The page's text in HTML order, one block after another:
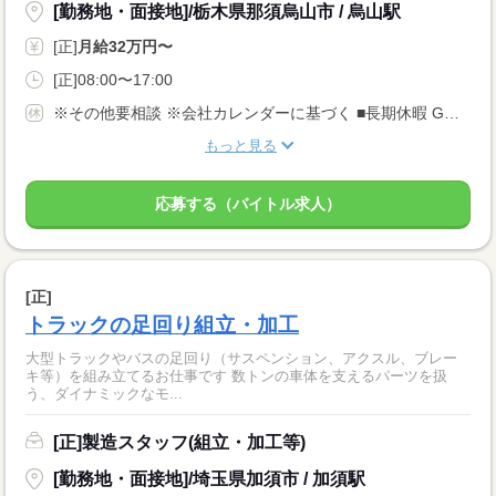
[勤務地・面接地]/栃木県那須烏山市 / 烏山駅
[正]月給32万円〜
[正]08:00〜17:00
※その他要相談 ※会社カレンダーに基づく ■長期休暇 GW（7日） お盆（7日） 年末年始（8日）
もっと見る
応募する（バイトル求人）
[正]
トラックの足回り組立・加工
大型トラックやバスの足回り（サスペンション、アクスル、ブレー
キ等）を組み立てるお仕事です 数トンの車体を支えるパーツを扱
う、ダイナミックなモ...
[正]製造スタッフ(組立・加工等)
[勤務地・面接地]/埼玉県加須市 / 加須駅